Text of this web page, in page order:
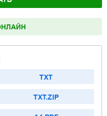
TXT
TXT.ZIP